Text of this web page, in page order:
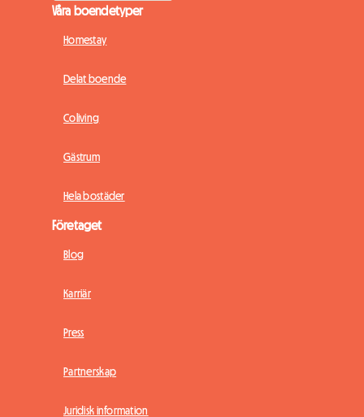
Våra boendetyper
Homestay
Delat boende
Coliving
Gästrum
Hela bostäder
Företaget
Blog
Karriär
Press
Partnerskap
Juridisk information